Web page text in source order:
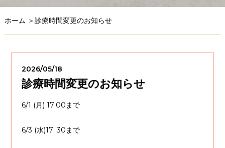
ホーム ＞診療時間変更のお知らせ
2026/05/18
診療時間変更のお知らせ
6/1 (月) 17:00まで
6/3 (水)17: 30まで